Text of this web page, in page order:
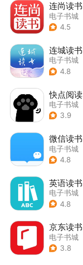
连尚读书
电子书城
4.5
连城读书
电子书城
4.8
快点阅读
电子书城
3.9
微信读书
电子书城
4.8
英语读书
电子书城
4.8
京东读书
电子书城
3.8